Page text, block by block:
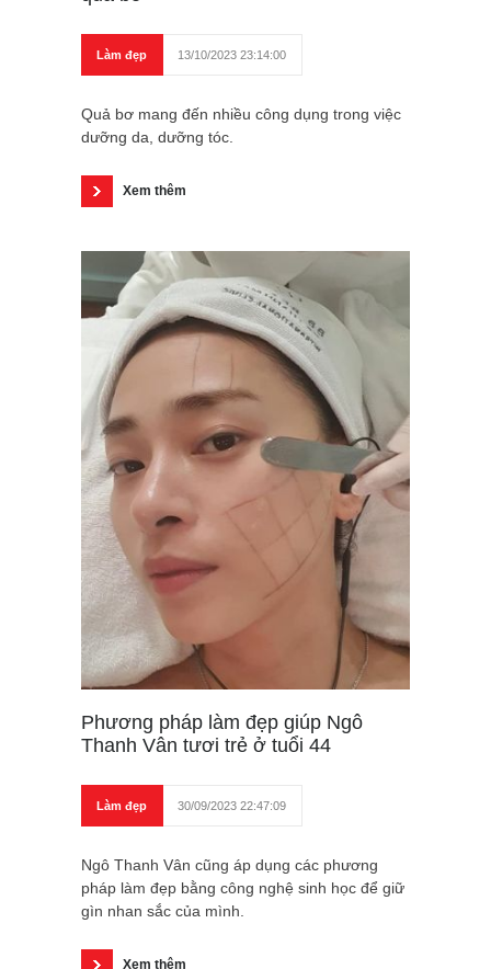
Làm đẹp 13/10/2023 23:14:00
Quả bơ mang đến nhiều công dụng trong việc
dưỡng da, dưỡng tóc.
Xem thêm
Phương pháp làm đẹp giúp Ngô
Thanh Vân tươi trẻ ở tuổi 44
Làm đẹp 30/09/2023 22:47:09
Ngô Thanh Vân cũng áp dụng các phương
pháp làm đẹp bằng công nghệ sinh học để giữ
gìn nhan sắc của mình.
Xem thêm